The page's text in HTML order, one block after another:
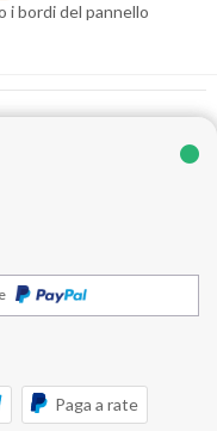
i bordi del pannello
e
Paga a rate